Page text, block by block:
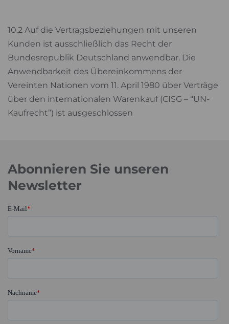
10.2 Auf die Vertragsbeziehungen mit unseren
Kunden ist ausschließlich das Recht der
Bundesrepublik Deutschland anwendbar. Die
Anwendbarkeit des Übereinkommens der
Vereinten Nationen vom 11. April 1980 über Verträge
über den internationalen Warenkauf (CISG – “UN-
Kaufrecht”) ist ausgeschlossen
Abonnieren Sie unseren
Newsletter